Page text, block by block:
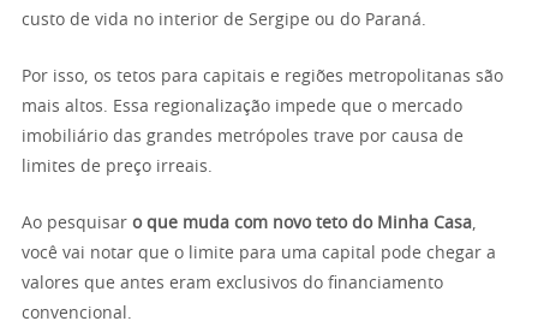
custo de vida no interior de Sergipe ou do Paraná.
Por isso, os tetos para capitais e regiões metropolitanas são
mais altos. Essa regionalização impede que o mercado
imobiliário das grandes metrópoles trave por causa de
limites de preço irreais.
Ao pesquisar o que muda com novo teto do Minha Casa
você vai notar que o limite para uma capital pode chegar a
valores que antes eram exclusivos do financiamento
convencional.